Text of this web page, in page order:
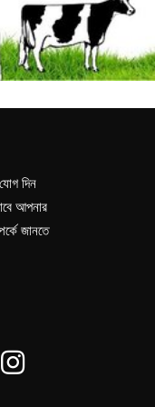
দিন
আপনার
জানতে